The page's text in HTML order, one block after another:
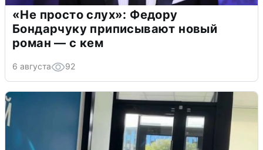
«Не просто слух»: Федору
Бондарчуку приписывают новый
роман — с кем
6 августа 92